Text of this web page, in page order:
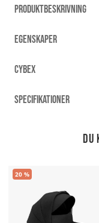
PRODUKTBESKRIVNING
EGENSKAPER
CYBEX
SPECIFIKATIONER
20